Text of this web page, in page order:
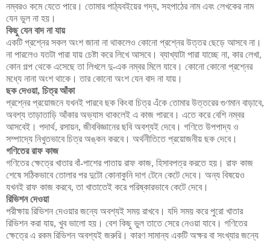
নম্বরও কমে যেতে পারে। তোমার পাঠ্যবইয়ের গদ্য, সহপাঠের নাম এবং লেখকের নাম
যেন ভুল না হয়।
কিছু যেন বাদ না যায়
একটি প্রশ্নের সকল অংশ জানা না থাকলেও কোনো প্রশ্নের উত্তর ছেড়ে আসবে না।
না পারলেও যতটা পারা যায় চেষ্টা করে লিখে আসবে। ব্যাখ্যাটা পারা যাচ্ছে না, কার লেখা,
কোন গল্প থেকে এসেছে তা লিখলে দু-এক নম্বর মিলে যাবে। কোনো কোনো প্রশ্নের
মধ্যে নানা অংশ থাকে। তার কোনো অংশ যেন বাদ না যায়।
ছক দেওয়া, চিত্র আঁকা
প্রশ্নের প্রয়োজনে যখনই পারবে ছক কিংবা চিত্র এঁকে তোমার উত্তরের গুণমান বাড়াবে,
অবশ্য তাড়াতাড়ি আঁকার অভ্যাস থাকলেই এ কাজ পারবে। এতে করে বেশি নম্বর
আসবেই। পদার্থ, রসায়ন, জীববিজ্ঞানের ছবি অবশ্যই দেবে। গণিতে উপপাদ্য ও
সম্পাদ্যে নিখুতভাবে চিত্র অঙ্কন করবে। অর্থনীতিতে প্রয়োজনীয় ছক দেবে।
গণিতের রাফ কাজ
গণিতের ক্ষেত্রে খাতার বাঁ-পাশের পাতায় রাফ কাজ, হিসাবপত্র করতে হয়। রাফ কাজ
শেষে সঠিকভাবে তোলার পর দুটো কোনাকুনি দাগ টেনে কেটে দেবে। অন্য বিষয়েও
যখনই রাফ কাজ করবে, তা খাতাতেই করে পরিষ্কারভাবে কেটে দেবে।
রিভিশন দেওয়া
পরীক্ষায় রিভিশন দেওয়ার জন্যে অবশ্যই সময় রাখবে। যদি সময় করে পুরো খাতার
রিভিশন করা যায়, খুব ভালো হয়। বেশ কিছু ভুল তাতে সেরে নেওয়া যাবে। গণিতের
ক্ষেত্রে এ রকম রিভিশন অবশ্যই জরুরি। কারণ সামান্য একটি অক্ষর বা সংখ্যার জন্যে